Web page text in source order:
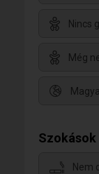
Nincs
Még
Szokások
Nem